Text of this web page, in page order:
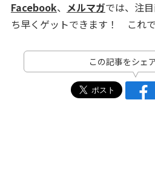
Facebook、 メルマガでは、注
ち早くゲットできます！ これ
この記事をシェ